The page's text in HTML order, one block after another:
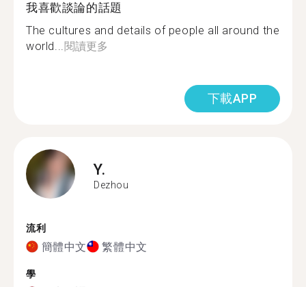
我喜歡談論的話題
The cultures and details of people all around the
world...閱讀更多
下載APP
Y.
Dezhou
流利
簡體中文 繁體中文
學